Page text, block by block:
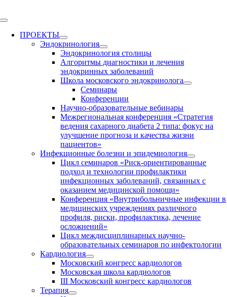
to
Toggle
NavigationПРОЕКТЫ
Эндокринология
Эндокринология столицы
Алгоритмы диагностики и лечения
эндокринных заболеваний
Школа московского эндокринолога
Семинары
Конференции
Научно-образовательные вебинары
Межрегиональная конференция «Стратегия
ведения сахарного диабета 2 типа: фокус на
улучшение прогноза и качества жизни
пациентов»
Инфекционные болезни и эпидемиология
Цикл семинаров «Риск-ориентированные
подход и технологии профилактики
инфекционных заболеваний, связанных с
оказанием медицинской помощи»
Конференция «Внутрибольничные инфекции в
медицинских учреждениях различного
профиля, риски, профилактика, лечение
осложнений»
Цикл междисциплинарных научно-
образовательных семинаров по инфектологии
Кардиология
Московский конгресс кардиологов
Московская школа кардиологов
III Московский конгресс кардиологов
Терапия